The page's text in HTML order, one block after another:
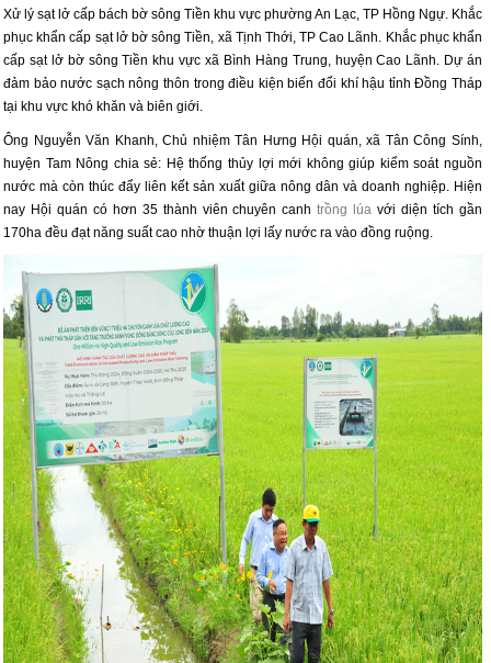
Xử lý sạt lở cấp bách bờ sông Tiền khu vực phường An Lạc, TP Hồng Ngự. Khắc
phục khẩn cấp sạt lở bờ sông Tiền, xã Tịnh Thới, TP Cao Lãnh. Khắc phục khẩn
cấp sạt lở bờ sông Tiền khu vực xã Bình Hàng Trung, huyện Cao Lãnh. Dự án
đảm bảo nước sạch nông thôn trong điều kiện biến đổi khí hậu tỉnh Đồng Tháp
tại khu vực khó khăn và biên giới.
Ông Nguyễn Văn Khanh, Chủ nhiệm Tân Hưng Hội quán, xã Tân Công Sính,
huyện Tam Nông chia sẻ: Hệ thống thủy lợi mới không giúp kiểm soát nguồn
nước mà còn thúc đẩy liên kết sản xuất giữa nông dân và doanh nghiệp. Hiện
nay Hội quán có hơn 35 thành viên chuyên canhtrồng lúa với diện tích gần
170ha đều đạt năng suất cao nhờ thuận lợi lấy nước ra vào đồng ruộng.